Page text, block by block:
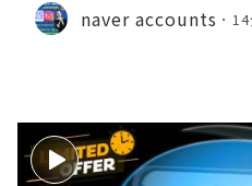
naver accounts